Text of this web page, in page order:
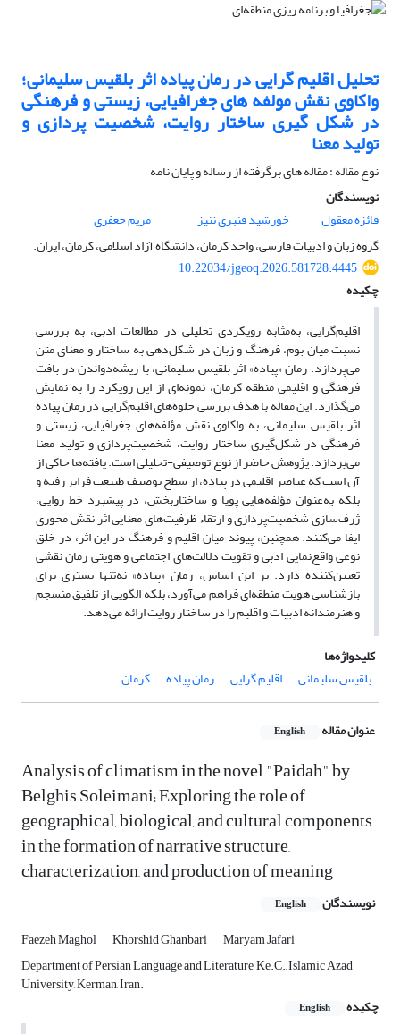
تحلیل اقلیم گرایی در رمان پیاده اثر بلقیس سلیمانی؛
واکاوی نقش مولفه های جغرافیایی، زیستی و فرهنگی
در شکل گیری ساختار روایت، شخصیت پردازی و
تولید معنا
نوع مقاله : مقاله های برگرفته از رساله و پایان نامه
نویسندگان
فائزه معقول
خورشید قنبری ننیز
مریم جعفری
گروه زبان و ادبیات فارسی، واحد کرمان، دانشگاه آزاد اسلامی، کرمان، ایران.
10.22034/jgeoq.2026.581728.4445
چکیده
اقلیم‌گرایی، به‌مثابه رویکردی تحلیلی در مطالعات ادبی، به بررسی
نسبت میان بوم، فرهنگ و زبان در شکل‌دهی به ساختار و معنای متن
می‌پردازد. رمان «پیاده» اثر بلقیس سلیمانی، با ریشه‌دواندن در بافت
فرهنگی و اقلیمی منطقه کرمان، نمونه‌ای از این رویکرد را به نمایش
می‌گذارد. این مقاله با هدف بررسی جلوه‌های اقلیم‌گرایی در رمان پیاده
اثر بلقیس سلیمانی، به واکاوی نقش مؤلفه‌های جغرافیایی، زیستی و
فرهنگی در شکل‌گیری ساختار روایت، شخصیت‌پردازی و تولید معنا
می‌پردازد. پژوهش حاضر از نوع توصیفی-تحلیلی است. یافته‌ها حاکی از
آن است که عناصر اقلیمی در پیاده، از سطح توصیف طبیعت فراتر رفته و
بلکه به‌عنوان مؤلفه‌هایی پویا و ساختاربخش، در پیشبرد خط روایی،
ژرف‌سازی شخصیت‌پردازی و ارتقاء ظرفیت‌های معنایی اثر نقش محوری
ایفا می‌کنند. همچنین، پیوند میان اقلیم و فرهنگ در این اثر، در خلق
نوعی واقع‌نمایی ادبی و تقویت دلالت‌های اجتماعی و هویتی رمان نقشی
تعیین‌کننده دارد. بر این اساس، رمان «پیاده» نه‌تنها بستری برای
بازشناسی هویت منطقه‌ای فراهم می‌آورد، بلکه الگویی از تلفیق منسجم
و هنرمندانه ادبیات و اقلیم را در ساختار روایت ارائه می‌دهد.
کلیدواژه‌ها
بلقیس سلیمانی
اقلیم گرایی رمان پیاده کرمان
عنوان مقاله English
Analysis of climatism in the novel "Paidah" ​​by
Belghis Soleimani; Exploring the role of
geographical, biological, and cultural components
in the formation of narrative structure,
characterization, and production of meaning
نویسندگان English
Faezeh Maghol Khorshid Ghanbari
Maryam Jafari
Department of Persian Language and Literature, Ke.C., Islamic Azad
University, Kerman, Iran.
چکیده
English